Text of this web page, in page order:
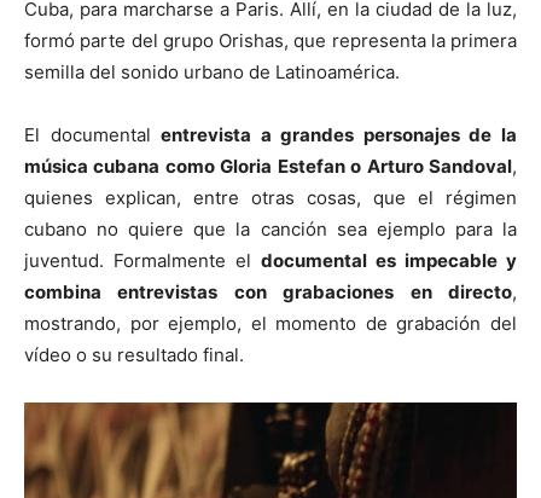
Cuba, para marcharse a Paris. Allí, en la ciudad de la luz,
formó parte del grupo Orishas, que representa la primera
semilla del sonido urbano de Latinoamérica.
El documentalentrevista a grandes personajes de la
música cubana como Gloria Estefan o Arturo Sandoval,
quienes explican, entre otras cosas, que el régimen
cubano no quiere que la canción sea ejemplo para la
juventud. Formalmente el documental es impecable y
combina entrevistas con grabaciones en directo,
mostrando, por ejemplo, el momento de grabación del
vídeo o su resultado final.